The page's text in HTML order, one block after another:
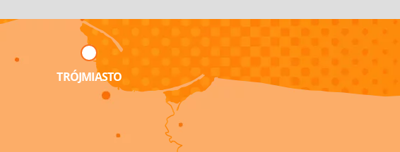
TRÓJMIASTO